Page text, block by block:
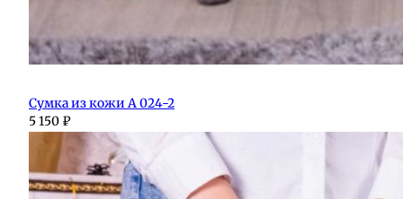
Сумка из кожи А 024-2
5 150 ₽